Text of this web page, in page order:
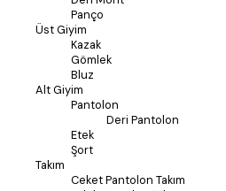
Panço
Üst Giyim
Kazak
Gömlek
Bluz
Alt Giyim
Pantolon
Deri Pantolon
Etek
Şort
Takım
Ceket Pantolon Takım